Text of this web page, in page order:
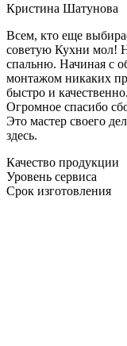
Кристина Шатунова
Всем, кто еще
советую Кухни мол!
спальню. Начиная с
монтажом никаких
быстро и
Огромное спасибо
Это мастер своего
здесь.
Качество продукции
Уровень сервиса
Срок изготовления